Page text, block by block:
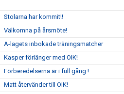
Stolarna har kommit!!
Välkomna på årsmöte!
A-lagets inbokade träningsmatcher
Kasper förlänger med OIK!
Förberedelserna är i full gång !
Matt återvänder till OIK!